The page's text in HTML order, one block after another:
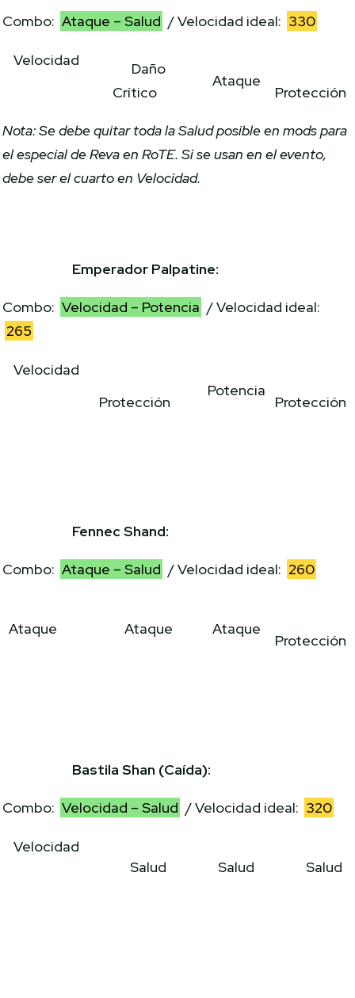
Combo: Ataque – Salud / Velocidad ideal: 330
Velocidad
Daño
Crítico
Ataque
Protección
Nota: Se debe quitar toda la Salud posible en mods para
el especial de Reva en RoTE. Si se usan en el evento,
debe ser el cuarto en Velocidad.
Emperador Palpatine:
Combo: Velocidad – Potencia / Velocidad ideal:
265
Velocidad
Protección
Potencia
Protección
Fennec Shand:
Combo: Ataque – Salud / Velocidad ideal: 260
Ataque Ataque Ataque
Protección
Bastila Shan (Caída):
Combo: Velocidad – Salud / Velocidad ideal: 320
Velocidad
Salud
Salud Salud